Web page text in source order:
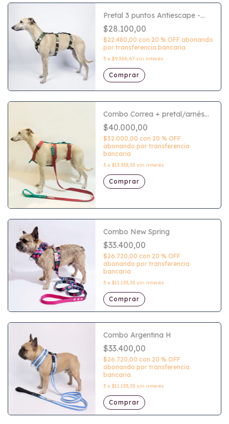
Pretal 3 puntos Antiescape -
(ideal Galgos)
$28.100,00
$22.480,00 con 20 % OFF abonando
por transferencia bancaria
3 x $9.366,67 sin interés
Comprar
Combo Correa + pretal/arnés
antiescape 3 puntos (ideal
Galgos)
$40.000,00
$32.000,00 con 20 % OFF
abonando por transferencia
bancaria
3 x $13.333,33 sin interés
Comprar
Combo New Spring
$33.400,00
$26.720,00 con 20 % OFF
abonando por transferencia
bancaria
3 x $11.133,33 sin interés
Comprar
Combo Argentina H
$33.400,00
$26.720,00 con 20 % OFF
abonando por transferencia
bancaria
3 x $11.133,33 sin interés
Comprar